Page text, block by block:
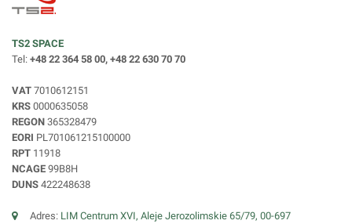
TS2 SPACE
Tel: +48 22 364 58 00, +48 22 630 70 70
VAT 7010612151
KRS 0000635058
REGON 365328479
EORI PL701061215100000
RPT 11918
NCAGE 99B8H
DUNS 422248638
Adres: LIM Centrum XVI, Aleje Jerozolimskie 65/79, 00-697